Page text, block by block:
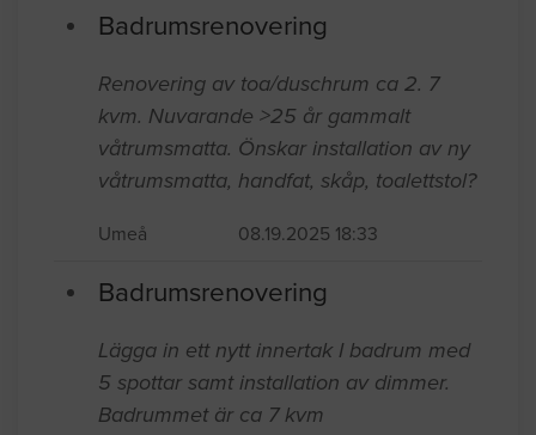
Badrumsrenovering
Renovering av toa/duschrum ca 2. 7
kvm. Nuvarande >25 år gammalt
våtrumsmatta. Önskar installation av ny
våtrumsmatta, handfat, skåp, toalettstol?
Umeå 08.19.2025 18:33
Badrumsrenovering
Lägga in ett nytt innertak I badrum med
5 spottar samt installation av dimmer.
Badrummet är ca 7 kvm